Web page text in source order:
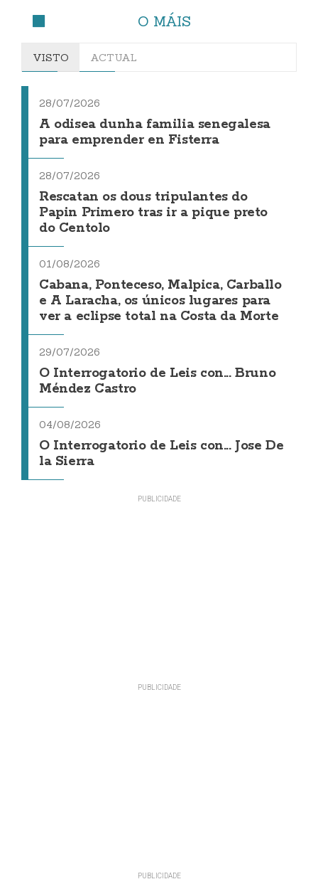
O MÁIS
VISTO ACTUAL
28/07/2026
A odisea dunha familia senegalesa
para emprender en Fisterra
28/07/2026
Rescatan os dous tripulantes do
Papin Primero tras ir a pique preto
do Centolo
01/08/2026
Cabana, Ponteceso, Malpica, Carballo
e A Laracha, os únicos lugares para
ver a eclipse total na Costa da Morte
29/07/2026
O Interrogatorio de Leis con... Bruno
Méndez Castro
04/08/2026
O Interrogatorio de Leis con... Jose De
la Sierra